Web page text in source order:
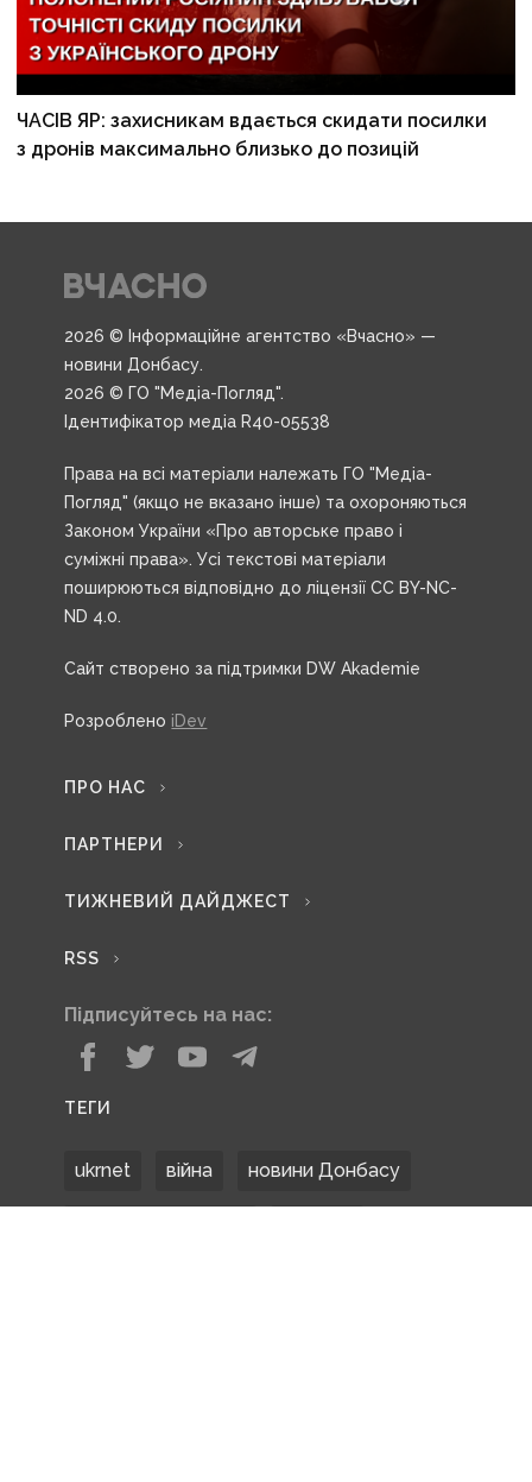
ЧАСІВ ЯР: захисникам вдається скидати посилки
з дронів максимально близько до позицій
2026 © Інформаційне агентство «Вчасно» —
новини Донбасу.
2026 © ГО "Медіа-Погляд".
Ідентифікатор медіа R40-05538
Права на всі матеріали належать ГО "Медіа-
Погляд" (якщо не вказано інше) та охороняються
Законом України «Про авторське право і
суміжні права». Усі текстові матеріали
поширюються відповідно до ліцензії CC BY-NC-
ND 4.0.
Сайт створено за підтримки DW Akademie
Розроблено iDev
ПРО НАС
ПАРТНЕРИ
ТИЖНЕВИЙ ДАЙДЖЕСТ
RSS
Підписуйтесь на нас:
ТЕГИ
ukrnet війна новини Донбасу